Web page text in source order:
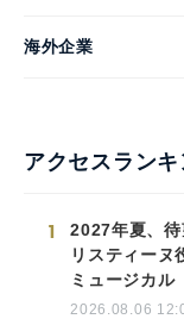
海外企業
アクセスラン
1
2027年夏、
リスティーヌ
ミュージカル
2026.08.06